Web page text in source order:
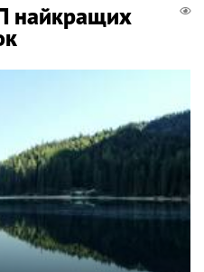
найкращих